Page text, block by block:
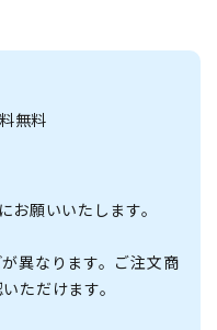
無料
お願いいたします。
異なります。ご注文商
ただけます。